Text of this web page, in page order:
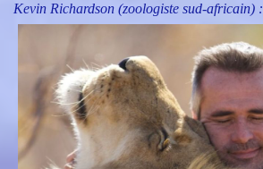
Kevin Richardson (zoologiste sud-africain) :